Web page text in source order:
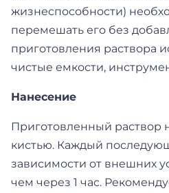
жизнеспособности)
перемешать его без
приготовления раствора
чистые емкости,
Нанесение
Приготовленный раствор
кистью. Каждый
зависимости от внешних
чем через 1 час.